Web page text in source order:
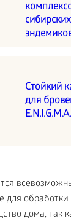
сибирских
Стойкий
для
E.N.I.G.M.A.
для обработки
дома, так